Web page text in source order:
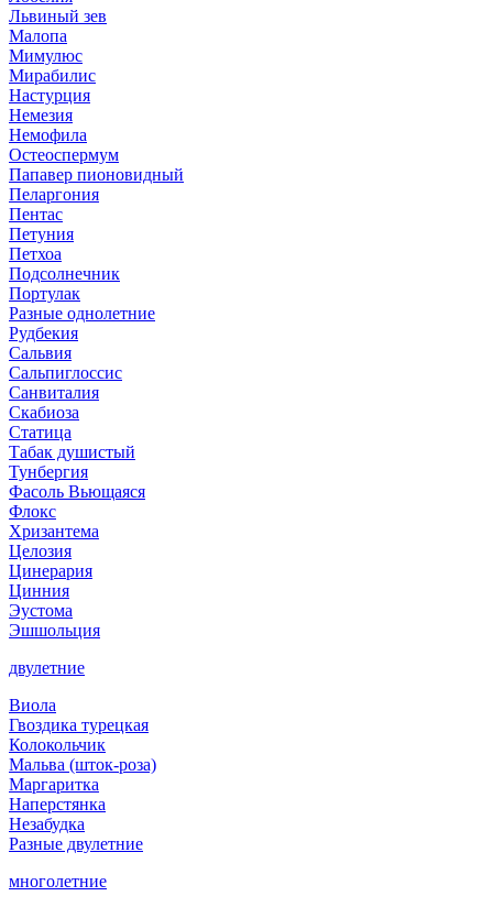
Львиный зев
Малопа
Мимулюс
Мирабилис
Настурция
Немезия
Немофила
Остеоспермум
Папавер пионовидный
Пеларгония
Пентас
Петуния
Петхоа
Подсолнечник
Портулак
Разные однолетние
Рудбекия
Сальвия
Сальпиглоссис
Санвиталия
Скабиоза
Статица
Табак душистый
Тунбергия
Фасоль Вьющаяся
Флокс
Хризантема
Целозия
Цинерария
Цинния
Эустома
Эшшольция
двулетние
Виола
Гвоздика турецкая
Колокольчик
Мальва (шток-роза)
Маргаритка
Наперстянка
Незабудка
Разные двулетние
многолетние